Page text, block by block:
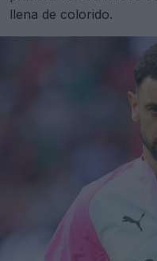
llena de colorido.